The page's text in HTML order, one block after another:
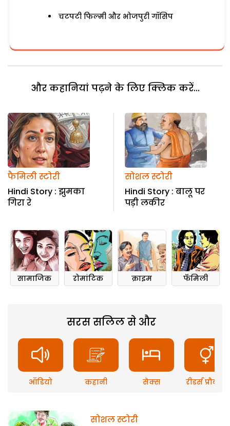
चटपटी फिल्मी और भोजपुरी गॉसिप
और कहानियां पढ़ने के लिए क्लिक करें...
फैमिली स्टोरी
Hindi Story : झुमका
गिरा रे
सोशल स्टोरी
Hindi Story : बालू पर
पड़ी लकीर
सामाजिक रोमांटिक क्राइम फॅमिली
सरस सलिल से और
ऑडियो कहानी सेक्स रीडर्स प्रौब्लम
सोशल स्टोरी